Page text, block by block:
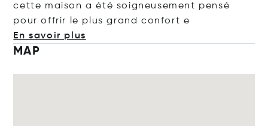
cette maison a été soigneusement pensé
pour offrir le plus grand confort e
En savoir plus
MAP